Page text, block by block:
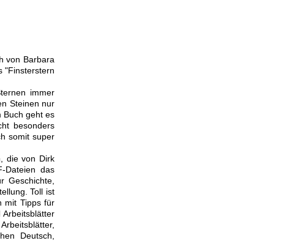
von Barbara
"Finsterstern
immer
Steinen nur
Buch geht es
besonders
somit super
die von Dirk
Dateien das
Geschichte,
Toll ist
mit Tipps für
Deutsch,